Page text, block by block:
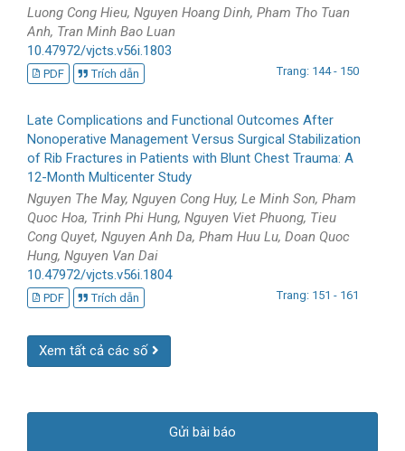
Luong Cong Hieu, Nguyen Hoang Dinh, Pham Tho Tuan
Anh, Tran Minh Bao Luan
10.47972/vjcts.v56i.1803
PDF Trích dẫn Trang: 144 - 150
Late Complications and Functional Outcomes After
Nonoperative Management Versus Surgical Stabilization
of Rib Fractures in Patients with Blunt Chest Trauma: A
12-Month Multicenter Study
Nguyen The May, Nguyen Cong Huy, Le Minh Son, Pham
Quoc Hoa, Trinh Phi Hung, Nguyen Viet Phuong, Tieu
Cong Quyet, Nguyen Anh Da, Pham Huu Lu, Doan Quoc
Hung, Nguyen Van Dai
10.47972/vjcts.v56i.1804
PDF Trích dẫn Trang: 151 - 161
Xem tất cả các số
Gửi bài báo